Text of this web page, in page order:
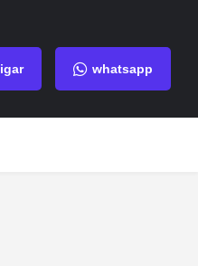
whatsapp